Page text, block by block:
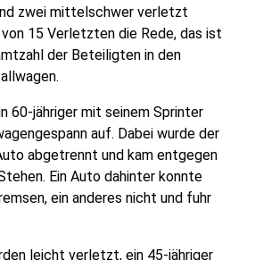
zwei mittelschwer verletzt
15 Verletzten die Rede, das ist
der Beteiligten in den
60-jähriger mit seinem Sprinter
auf. Dabei wurde der
abgetrennt und kam entgegen
Ein Auto dahinter konnte
ein anderes nicht und fuhr
leicht verletzt, ein 45-jähriger